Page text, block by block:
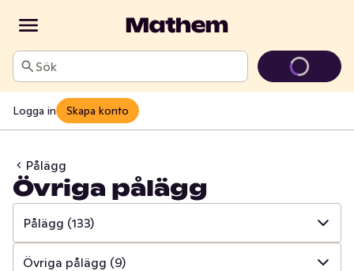
Sök
Logga in Skapa konto
Pålägg
Övriga pålägg
Pålägg (133)
✓ Alla (739)
Övriga pålägg (9)